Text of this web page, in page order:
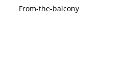
From-the-balcony